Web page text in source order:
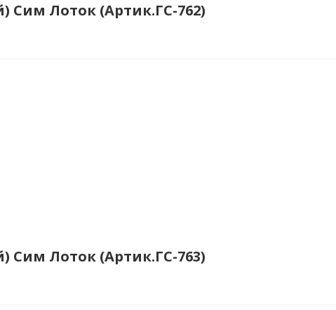
Сим Лоток (Артик.ГС-762)
Сим Лоток (Артик.ГС-763)